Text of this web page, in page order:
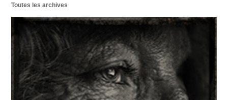
Toutes les archives